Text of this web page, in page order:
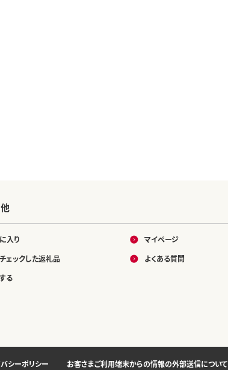
入り
ェックした返礼品
る
マイページ
よくある質問
シーポリシー お客さまご利用端末からの情報の外部送信について